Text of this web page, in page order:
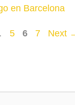
en Barcelona
Page
5 Page
6 Page
7 Next